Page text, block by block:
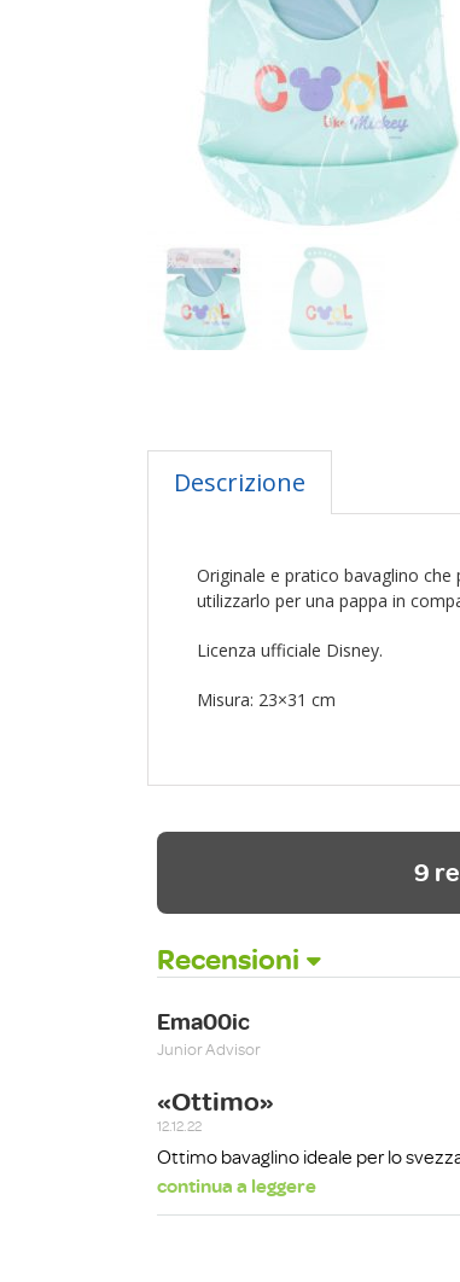
Descrizione
Originale e pratico bavaglino
utilizzarlo per una pappa in
Licenza ufficiale Disney.
Misura: 23×31 cm